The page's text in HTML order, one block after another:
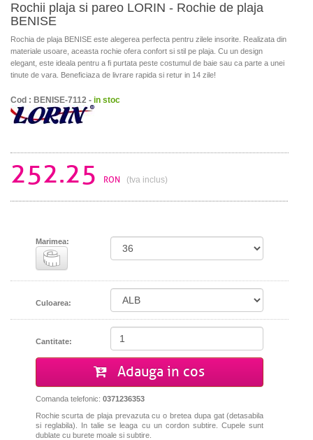
Rochii plaja si pareo LORIN - Rochie de plaja
BENISE
Rochia de plaja BENISE este alegerea perfecta pentru zilele insorite. Realizata din
materiale usoare, aceasta rochie ofera confort si stil pe plaja. Cu un design
elegant, este ideala pentru a fi purtata peste costumul de baie sau ca parte a unei
tinute de vara. Beneficiaza de livrare rapida si retur in 14 zile!
Cod : BENISE-7112 - in stoc
252.25 RON (tva inclus)
Marimea:
Culoarea:
Cantitate:
Adauga in cos
Comanda telefonic: 0371236353
Rochie scurta de plaja prevazuta cu o bretea dupa gat (detasabila
si reglabila). In talie se leaga cu un cordon subtire. Cupele sunt
dublate cu burete moale si subtire.